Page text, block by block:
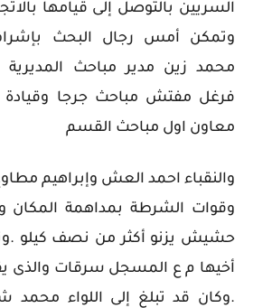
السريين بالتوصل إلى قيامها
وتمكن أمس رجال البحث
محمد زين مدير مباحث
فرغل مفتش مباحث جرجا وقيادة
معاون اول مباحث القسم
والنقباء احمد العش وإبراهيم
حشيش يزنو أكثر من نصف كيلو
أخيها م ع المسجل سرقات والذى
.وكان قد تبلغ إلى اللواء